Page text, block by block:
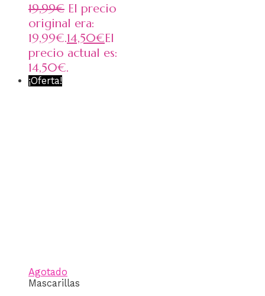
19,99€ El precio
original era:
19,99€.14,50€El
precio actual es:
14,50€.
¡Oferta!
Agotado
Mascarillas